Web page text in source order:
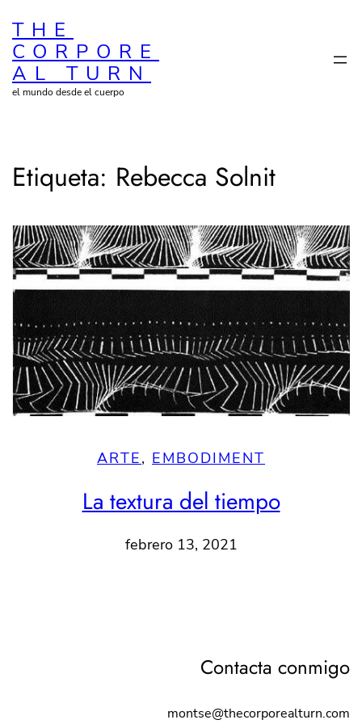
al
contenido
THE
CORPORE
AL TURN
el mundo desde el cuerpo
Etiqueta: Rebecca Solnit
ARTE, EMBODIMENT
La textura del tiempo
febrero 13, 2021
Contacta conmigo
montse@thecorporealturn.com